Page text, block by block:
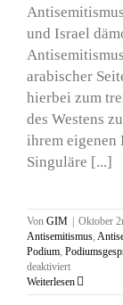
und Israel
arabischer
hierbei zum
des Westens
ihrem eigenen
Singuläre [...]
Von GIM | Oktober
Antisemitismus,
Podium,
deaktiviertfür
Podium:
Kulturelle
Weiterlesen